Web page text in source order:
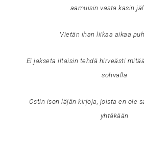
aamuisin vasta kasin
Vietän ihan liikaa aikaa
Ei jakseta iltaisin tehdä hirveästi
sohvalla
Ostin ison läjän kirjoja, joista en ole
yhtäkään